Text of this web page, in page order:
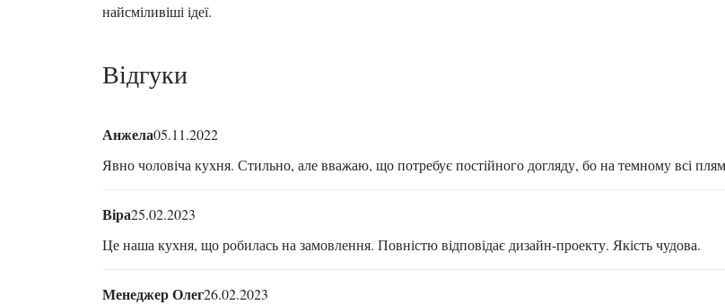
найсміливіші ідеї.
Відгуки
Анжела05.11.2022
Явно чоловіча кухня. Стильно, але вважаю, що потребує постійного догляду, бо на темному всі
Віра25.02.2023
Це наша кухня, що робилась на замовлення. Повністю відповідає дизайн-проекту. Якість чудова.
Менеджер Олег26.02.2023